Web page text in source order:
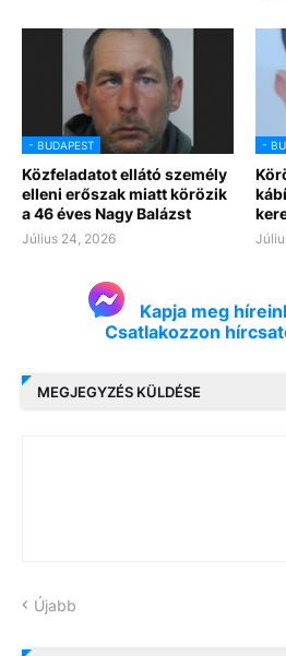
- BUDAPEST
Közfeladatot ellátó személy
elleni erőszak miatt körözik
a 46 éves Nagy Balázst
Július 24, 2026
-
Kapja meg
Csatlakozzon
MEGJEGYZÉS KÜLDÉSE
Újabb